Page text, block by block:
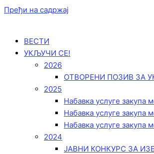
Пређи на садржај
ВЕСТИ
УКЉУЧИ СЕ!
2026
ОТВОРЕНИ ПОЗИВ ЗА
2025
Набавка услуге закупа
Набавка услуге закупа
Набавка услуге закупа
2024
ЈАВНИ КОНКУРС ЗА